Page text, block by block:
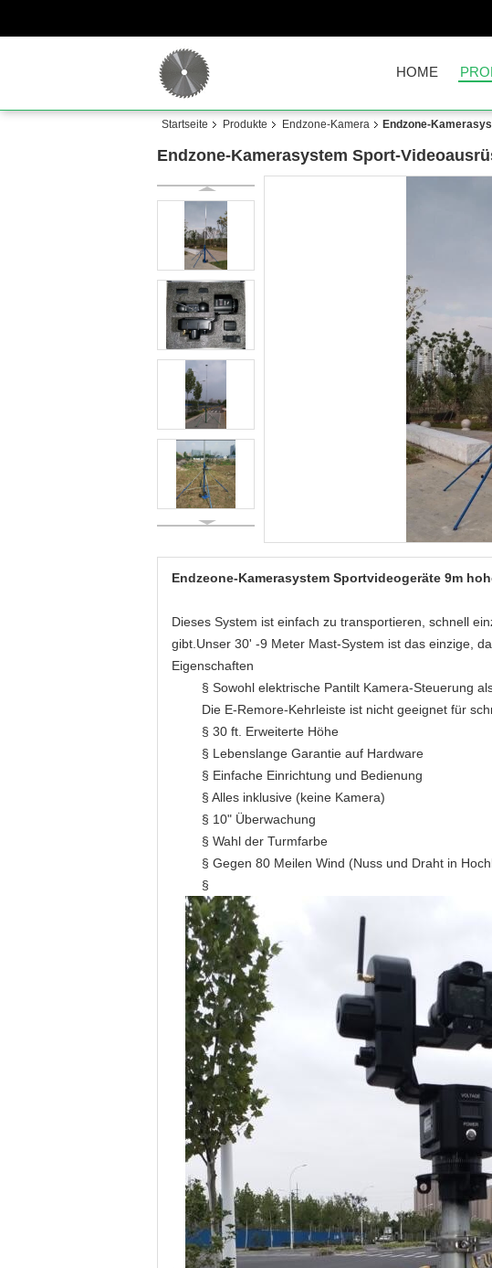
HOME
Startseite Produkte Endzone-Kamera Endzone-
Endzone-Kamerasystem Sport-
Endzeone-Kamerasystem Sportvideogeräte 9m
Dieses System ist einfach zu transportieren, schnell
gibt.Unser 30' -9 Meter Mast-System ist das einzige,
Eigenschaften
§ Sowohl elektrische Pantilt Kamera-Steuerung
Die E-Remore-Kehrleiste ist nicht geeignet für
§ 30 ft. Erweiterte Höhe
§ Lebenslange Garantie auf Hardware
§ Einfache Einrichtung und Bedienung
§ Alles inklusive (keine Kamera)
§ 10" Überwachung
§ Wahl der Turmfarbe
§ Gegen 80 Meilen Wind (Nuss und Draht in
§